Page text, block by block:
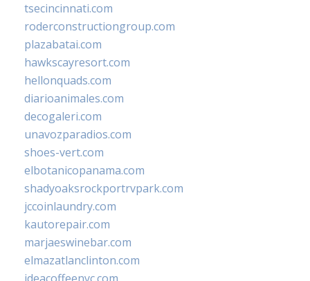
tsecincinnati.com
roderconstructiongroup.com
plazabatai.com
hawkscayresort.com
hellonquads.com
diarioanimales.com
decogaleri.com
unavozparadios.com
shoes-vert.com
elbotanicopanama.com
shadyoaksrockportrvpark.com
jccoinlaundry.com
kautorepair.com
marjaeswinebar.com
elmazatlanclinton.com